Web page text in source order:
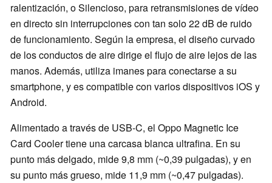
ralentización, o Silencioso, para retransmisiones de vídeo
en directo sin interrupciones con tan solo 22 dB de ruido
de funcionamiento. Según la empresa, el diseño curvado
de los conductos de aire dirige el flujo de aire lejos de las
manos. Además, utiliza imanes para conectarse a su
smartphone, y es compatible con varios dispositivos iOS y
Android.
Alimentado a través de USB-C, el Oppo Magnetic Ice
Card Cooler tiene una carcasa blanca ultrafina. En su
punto más delgado, mide 9,8 mm (~0,39 pulgadas), y en
su punto más grueso, mide 11,9 mm (~0,47 pulgadas).